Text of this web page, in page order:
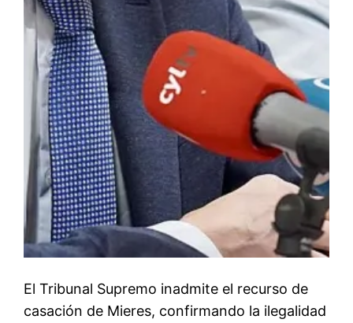
El Tribunal Supremo inadmite el recurso de
casación de Mieres, confirmando la ilegalidad